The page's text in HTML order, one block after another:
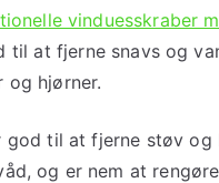
vinduesskraber
til at fjerne snavs og
hjørner.
til at fjerne støv og
og er nem at